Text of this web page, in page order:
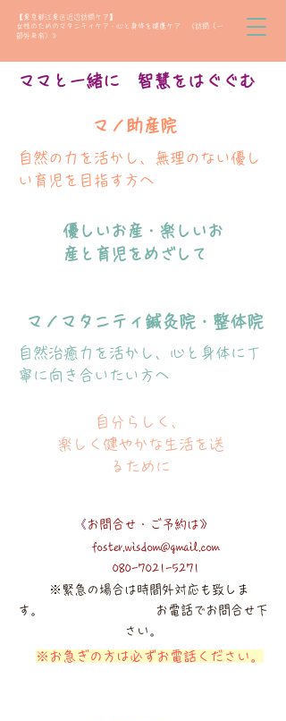
【東京都江東区近辺訪問ケア】
女性のためのマタニティケア・心と身体を健康ケア 《訪問（一
部外来有）》
マノ助産院
マノマタニティ鍼灸院・整体院​
​ママと一緒に 智慧をはぐぐむ
​優しいお産・楽しいお
産と育児をめざして
《お問合せ・ご予約は》
foster.wisdom@gmail.com
080-7021-5271
​ ※緊急の場合は時間外対応も致しま
す。
お電話でお問合せ下
さい。
※お急ぎの方は必ずお電話ください。
​​自分らしく、
楽しく健やかな生活を送
るために
自然治癒力を活かし、心と身体に丁
寧に向き合いたい方へ
​自然の力を活かし、無理のない優し
い育児を目指す方へ